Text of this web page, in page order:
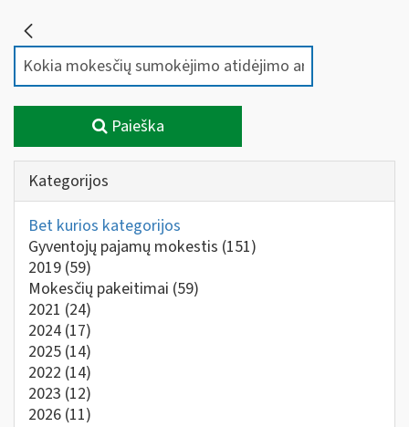
Paieška
Kategorijos
Bet kurios kategorijos
Gyventojų pajamų mokestis (151)
2019 (59)
Mokesčių pakeitimai (59)
2021 (24)
2024 (17)
2025 (14)
2022 (14)
2023 (12)
2026 (11)